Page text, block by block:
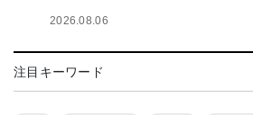
2026.08.06
注目キーワード